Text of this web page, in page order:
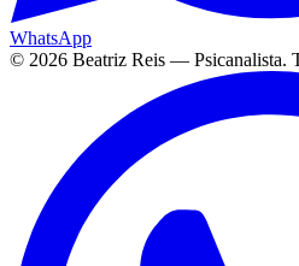
WhatsApp
© 2026 Beatriz Reis — Psicanalista.